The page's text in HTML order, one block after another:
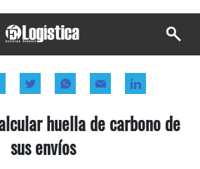
huella de carbono de
sus envíos